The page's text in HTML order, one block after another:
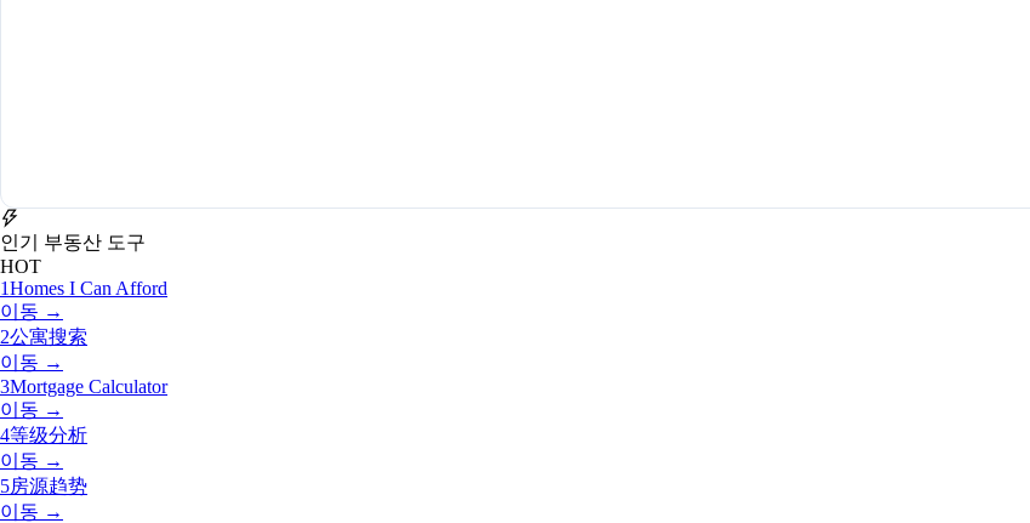
인기 부동산 도구
HOT
1Homes I Can Afford
이동 →
2公寓搜索
이동 →
3Mortgage Calculator
이동 →
4等级分析
이동 →
5房源趋势
이동 →